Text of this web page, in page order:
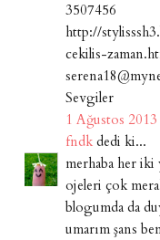
3507456
http://
cekilis-
Sevgiler
1 Ağustos 2013
fndkdedi ki...
merhaba her
ojeleri çok
blogumda da
umarım şans